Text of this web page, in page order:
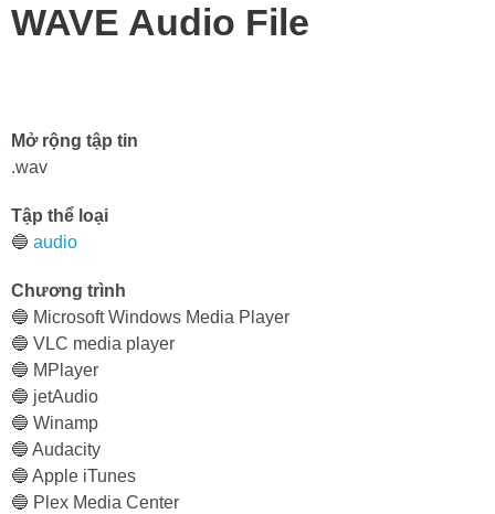
WAVE Audio File
Mở rộng tập tin
.wav
Tập thể loại
🔵 audio
Chương trình
🔵 Microsoft Windows Media Player
🔵 VLC media player
🔵 MPlayer
🔵 jetAudio
🔵 Winamp
🔵 Audacity
🔵 Apple iTunes
🔵 Plex Media Center